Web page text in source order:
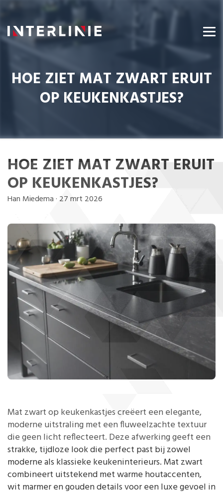
HOE ZIET MAT ZWART ERUIT
OP KEUKENKASTJES?
HOE ZIET MAT ZWART ERUIT
OP KEUKENKASTJES?
Han Miedema · 27 mrt 2026
Mat zwart op keukenkastjes creëert een elegante,
moderne uitstraling met een fluweelzachte textuur
die geen licht reflecteert. Deze afwerking geeft een
strakke, tijdloze look die perfect past bij zowel
moderne als klassieke keukeninterieurs. Mat zwart
combineert uitstekend met warme houtaccenten,
wit marmer en gouden details voor een luxe gevoel in